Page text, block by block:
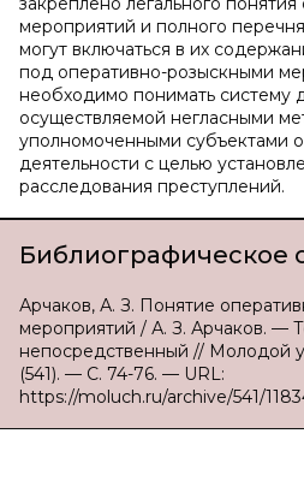
мероприятий и полного
могут включаться в их
под оперативно-розыскными
необходимо понимать систему
осуществляемой негласными
уполномоченными субъектами
деятельности с целью
расследования преступлений.
Библиографическое
Арчаков, А. З. Понятие
мероприятий / А. З. Арчаков. —
непосредственный //
(541). — С. 74-76. — URL:
https://moluch.ru/archive/541/